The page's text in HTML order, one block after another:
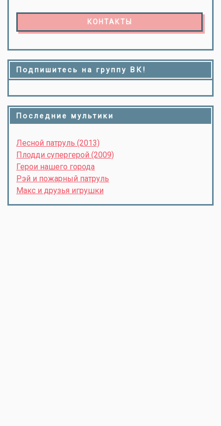
КОНТАКТЫ
Подпишитесь на группу ВК!
Последние мультики
Лесной патруль (2013)
Плодди супергерой (2009)
Герои нашего города
Рэй и пожарный патруль
Макс и друзья игрушки